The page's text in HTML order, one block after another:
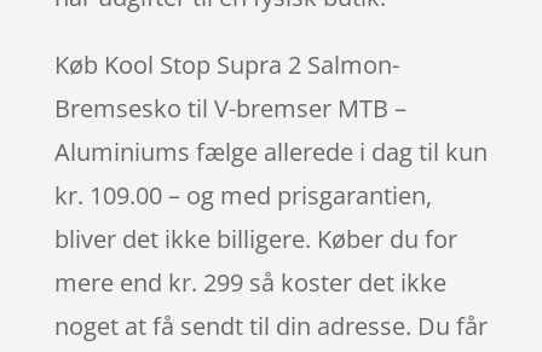
Køb Kool Stop Supra 2 Salmon-
Bremsesko til V-bremser MTB –
Aluminiums fælge allerede i dag til kun
kr. 109.00 – og med prisgarantien,
bliver det ikke billigere. Køber du for
mere end kr. 299 så koster det ikke
noget at få sendt til din adresse. Du får